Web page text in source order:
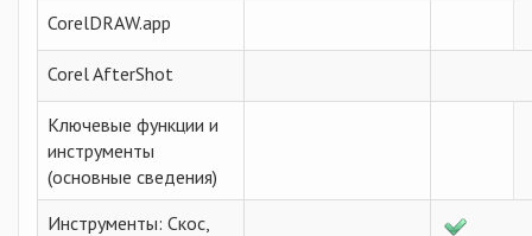
CorelDRAW.app
Corel AfterShot
Ключевые функции и
инструменты
(основные сведения)
Инструменты: Скос,